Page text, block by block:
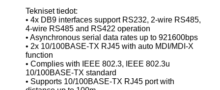
Tekniset tiedot:
• 4x DB9 interfaces support RS232, 2-wire RS485,
4-wire RS485 and RS422 operation
• Asynchronous serial data rates up to 921600bps
• 2x 10/100BASE-TX RJ45 with auto MDI/MDI-X
function
• Complies with IEEE 802.3, IEEE 802.3u
10/100BASE-TX standard
• Supports 10/100BASE-TX RJ45 port with